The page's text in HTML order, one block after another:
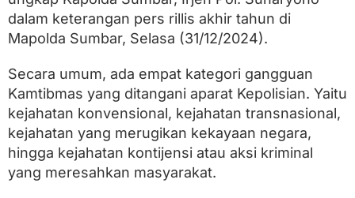
e
n
y
a
a
h
g
u
n
a
a
n
dalam keterangan pers rillis akhir tahun di
Mapolda Sumbar, Selasa (31/12/2024).
Secara umum, ada empat kategori gangguan
Kamtibmas yang ditangani aparat Kepolisian. Yaitu
kejahatan konvensional, kejahatan transnasional,
kejahatan yang merugikan kekayaan negara,
hingga kejahatan kontijensi atau aksi kriminal
yang meresahkan masyarakat.